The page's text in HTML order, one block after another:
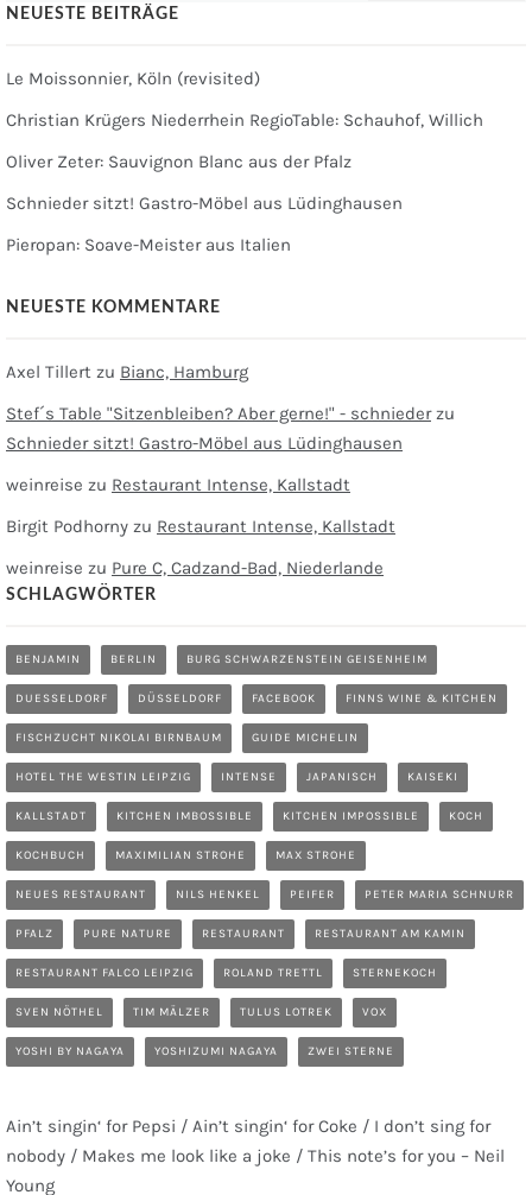
NEUESTE BEITRÄGE
Le Moissonnier, Köln (revisited)
Christian Krügers Niederrhein RegioTable: Schauhof, Willich
Oliver Zeter: Sauvignon Blanc aus der Pfalz
Schnieder sitzt! Gastro-Möbel aus Lüdinghausen
Pieropan: Soave-Meister aus Italien
NEUESTE KOMMENTARE
Axel Tillert zu Bianc, Hamburg
Stef´s Table "Sitzenbleiben? Aber gerne!" - schniederzu
Schnieder sitzt! Gastro-Möbel aus Lüdinghausen
weinreise zu Restaurant Intense, Kallstadt
Birgit Podhorny zu Restaurant Intense, Kallstadt
weinreise zu Pure C, Cadzand-Bad, Niederlande
SCHLAGWÖRTER
BENJAMIN BERLIN BURG SCHWARZENSTEIN GEISENHEIM
DUESSELDORF DÜSSELDORF FACEBOOK FINNS WINE & KITCHEN
FISCHZUCHT NIKOLAI BIRNBAUM GUIDE MICHELIN
HOTEL THE WESTIN LEIPZIG INTENSE JAPANISCH KAISEKI
KALLSTADT KITCHEN IMBOSSIBLE KITCHEN IMPOSSIBLE KOCH
KOCHBUCH MAXIMILIAN STROHE MAX STROHE
NEUES RESTAURANT NILS HENKEL PEIFER PETER MARIA SCHNURR
PFALZ PURE NATURE RESTAURANT RESTAURANT AM KAMIN
RESTAURANT FALCO LEIPZIG ROLAND TRETTL STERNEKOCH
SVEN NÖTHEL TIM MÄLZER TULUS LOTREK VOX
YOSHI BY NAGAYA YOSHIZUMI NAGAYA ZWEI STERNE
Ain’t singin‘ for Pepsi / Ain’t singin‘ for Coke / I don’t sing for
nobody / Makes me look like a joke / This note’s for you – Neil
Young